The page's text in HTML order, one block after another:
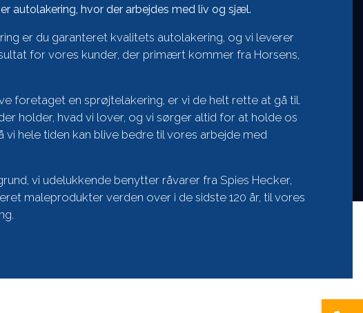
autolakering, hvor der arbejdes med liv og sjæl.
er du garanteret kvalitets autolakering, og vi leverer
for vores kunder, der primært kommer fra Horsens,
foretaget en sprøjtelakering, er vi de helt rette at gå til.
holder, hvad vi lover, og vi sørger altid for at holde os
vi hele tiden kan blive bedre til vores arbejde med
vi udelukkende benytter råvarer fra Spies Hecker,
maleprodukter verden over i de sidste 120 år, til vores